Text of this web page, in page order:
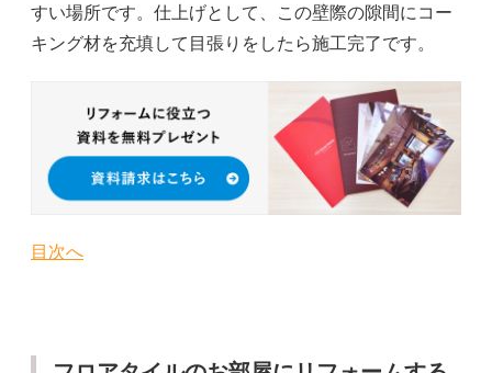
すい場所です。仕上げとして、この壁際の隙間にコー
キング材を充填して目張りをしたら施工完了です。
目次へ